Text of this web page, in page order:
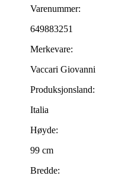
Varenummer:
649883251
Merkevare:
Vaccari Giovanni
Produksjonsland:
Italia
Høyde:
99 cm
Bredde: